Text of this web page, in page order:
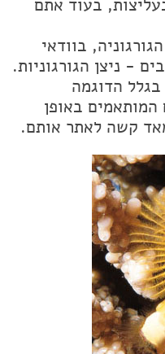
בעוד אתם
בוודאי
- ניצן הגורגוניות.
בגלל הדוגמה
באופן
קשה לאתר אותם.